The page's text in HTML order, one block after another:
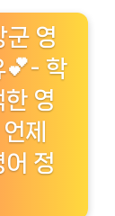
군 영
💕- 학
영
제
정